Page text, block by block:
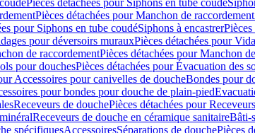
Pièces détachées pour Siphons en tube coudé
Pièces détachées pour Manchon de raccordement
pour Siphons en tube coudéSiphons à encastrer
pour déversoirs murauxPièces détachées pour
de raccordementPièces détachées pour Manchon
pour douchesPièces détachées pour Évacuation des
Accessoires pour canivelles de doucheBondes pour
pour bondes pour douche de plain-pied
Receveurs de douchePièces détachées pour
Receveurs de douche en céramique sanitaireBâti-
spécifiquesAccessoiresSéparations de douchePièces